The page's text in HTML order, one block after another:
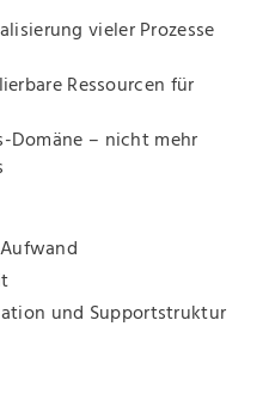
vieler Prozesse
Ressourcen für
Domäne – nicht mehr
und Supportstruktur